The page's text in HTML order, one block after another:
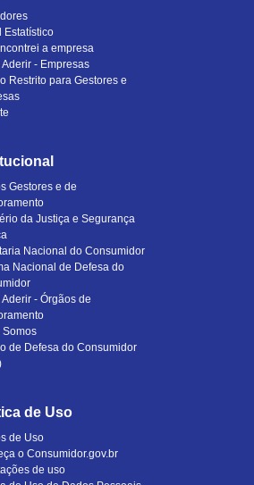
Estatístico
a empresa
- Empresas
Restrito para Gestores e
Gestores e de
da Justiça e Segurança
Nacional do Consumidor
Nacional de Defesa do
- Órgãos de
Somos
de Defesa do Consumidor
de Uso
de Uso
o Consumidor.gov.br
de uso